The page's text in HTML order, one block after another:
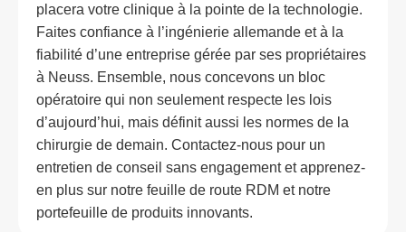
placera votre clinique à la pointe de la technologie.
Faites confiance à l’ingénierie allemande et à la
fiabilité d’une entreprise gérée par ses propriétaires
à Neuss. Ensemble, nous concevons un bloc
opératoire qui non seulement respecte les lois
d’aujourd’hui, mais définit aussi les normes de la
chirurgie de demain. Contactez-nous pour un
entretien de conseil sans engagement et apprenez-
en plus sur notre feuille de route RDM et notre
portefeuille de produits innovants.